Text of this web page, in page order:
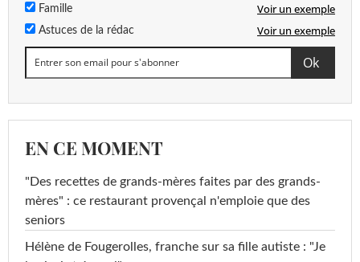
Famille Voir un exemple
Astuces de la rédac Voir un exemple
EN CE MOMENT
"Des recettes de grands-mères faites par des grands-
mères" : ce restaurant provençal n'emploie que des
seniors
Hélène de Fougerolles, franche sur sa fille autiste : "Je